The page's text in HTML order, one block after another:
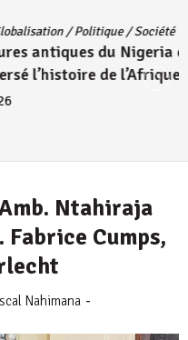
/Politique/Société
antiques du Nigeria qui
de l’Afrique
Ntahiraja
Cumps,
Nahimana -